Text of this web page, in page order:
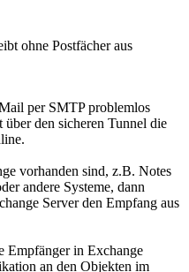
ohne Postfächer aus
per SMTP problemlos
den sicheren Tunnel die
vorhanden sind, z.B. Notes
andere Systeme, dann
Server den Empfang aus
Empfänger in Exchange
an den Objekten im